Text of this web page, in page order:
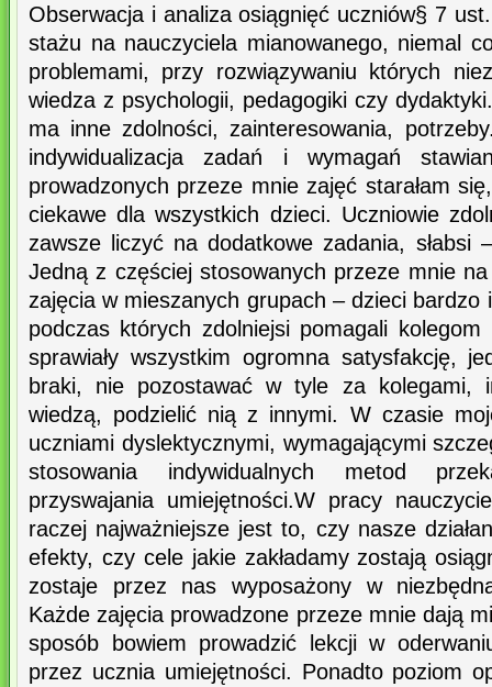
Obserwacja i analiza osiągnięć uczniów§ 7
stażu na nauczyciela mianowanego, niemal
problemami, przy rozwiązywaniu których
wiedza z psychologii, pedagogiki czy
ma inne zdolności, zainteresowania,
indywidualizacja zadań i wymagań
prowadzonych przeze mnie zajęć starałam
ciekawe dla wszystkich dzieci. Uczniowie
zawsze liczyć na dodatkowe zadania, słabsi
Jedną z częściej stosowanych przeze mnie
zajęcia w mieszanych grupach – dzieci bardzo
podczas których zdolniejsi pomagali
sprawiały wszystkim ogromna satysfakcję,
braki, nie pozostawać w tyle za kolegami,
wiedzą, podzielić nią z innymi. W czasie
uczniami dyslektycznymi, wymagającymi
stosowania indywidualnych metod
przyswajania umiejętności.W pracy
raczej najważniejsze jest to, czy nasze
efekty, czy cele jakie zakładamy zostają
zostaje przez nas wyposażony w
Każde zajęcia prowadzone przeze mnie dają
sposób bowiem prowadzić lekcji w
przez ucznia umiejętności. Ponadto poziom